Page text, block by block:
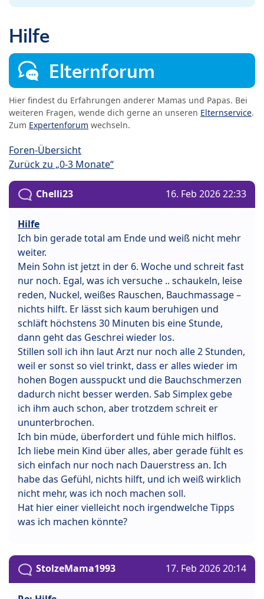
Hilfe
Elternforum
Hier findest du Erfahrungen anderer Mamas und Papas. Bei
weiteren Fragen, wende dich gerne an unseren Elternservice.
Zum Expertenforum wechseln.
Foren-Übersicht
Zurück zu „0-3 Monate“
Chelli23 16. Feb 2026 22:33
Hilfe
Ich bin gerade total am Ende und weiß nicht mehr
weiter.
Mein Sohn ist jetzt in der 6. Woche und schreit fast
nur noch. Egal, was ich versuche .. schaukeln, leise
reden, Nuckel, weißes Rauschen, Bauchmassage –
nichts hilft. Er lässt sich kaum beruhigen und
schläft höchstens 30 Minuten bis eine Stunde,
dann geht das Geschrei wieder los.
Stillen soll ich ihn laut Arzt nur noch alle 2 Stunden,
weil er sonst so viel trinkt, dass er alles wieder im
hohen Bogen ausspuckt und die Bauchschmerzen
dadurch nicht besser werden. Sab Simplex gebe
ich ihm auch schon, aber trotzdem schreit er
ununterbrochen.
Ich bin müde, überfordert und fühle mich hilflos.
Ich liebe mein Kind über alles, aber gerade fühlt es
sich einfach nur noch nach Dauerstress an. Ich
habe das Gefühl, nichts hilft, und ich weiß wirklich
nicht mehr, was ich noch machen soll.
Hat hier einer vielleicht noch irgendwelche Tipps
was ich machen könnte?
StolzeMama1993 17. Feb 2026 20:14